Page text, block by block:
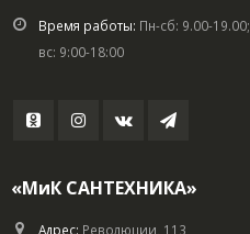
Время работы: Пн-сб: 9.00-19.00;
вс: 9:00-18:00
«МиК САНТЕХНИКА»
Адрес: Революции, 113